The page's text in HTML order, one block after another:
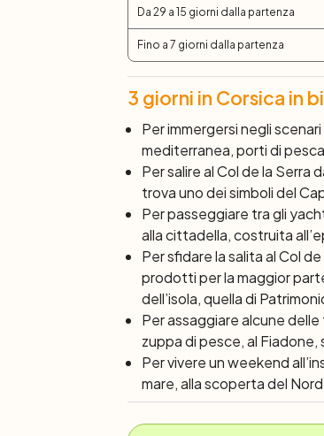
Da 29 a 15 giorni dalla partenza
Fino a 7 giorni dalla partenza
3 giorni in Corsica in
Per immergersi negli
mediterranea, porti di
Per salire al Col de la Serra
trova uno dei simboli del
Per passeggiare tra gli
alla cittadella, costruita
Per sfidare la salita al Col
prodotti per la maggior
dell’isola, quella di
Per assaggiare alcune delle
zuppa di pesce, al
Per vivere un weekend
mare, alla scoperta del